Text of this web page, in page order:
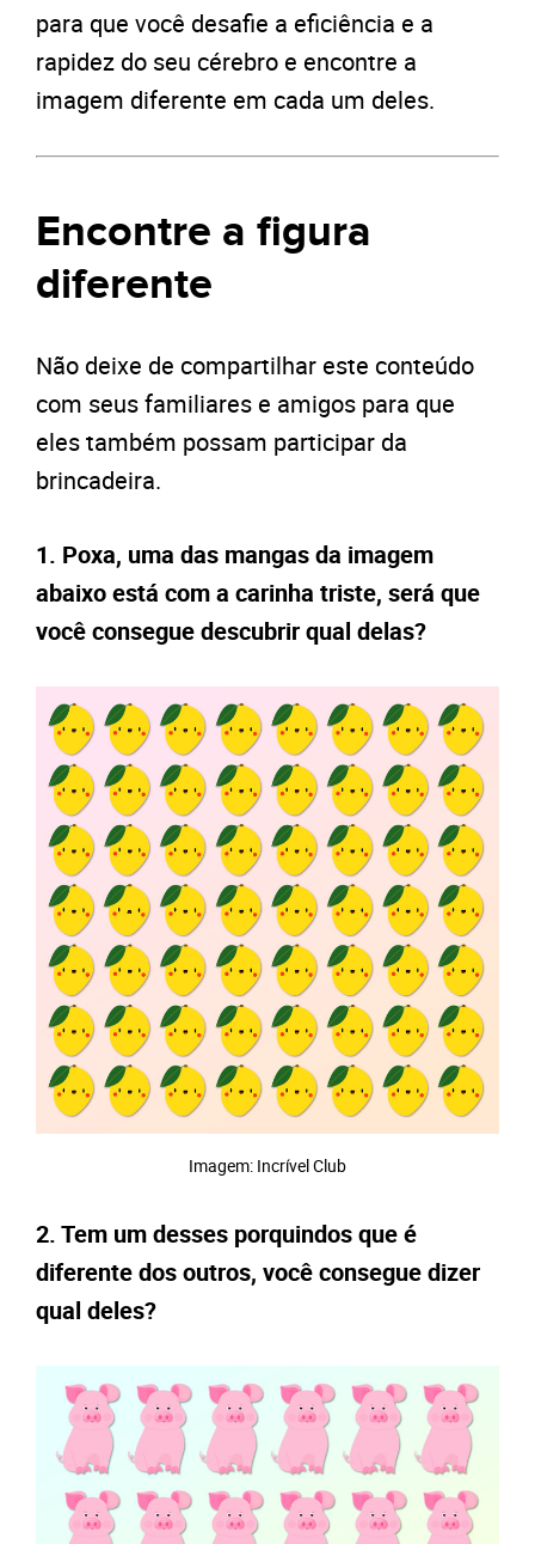
para que você desafie a eficiência e a
rapidez do seu cérebro e encontre a
imagem diferente em cada um deles.
Encontre a figura
diferente
Não deixe de compartilhar este conteúdo
com seus familiares e amigos para que
eles também possam participar da
brincadeira.
1. Poxa, uma das mangas da imagem
abaixo está com a carinha triste, será que
você consegue descubrir qual delas?
Imagem: Incrível Club
2. Tem um desses porquindos que é
diferente dos outros, você consegue dizer
qual deles?